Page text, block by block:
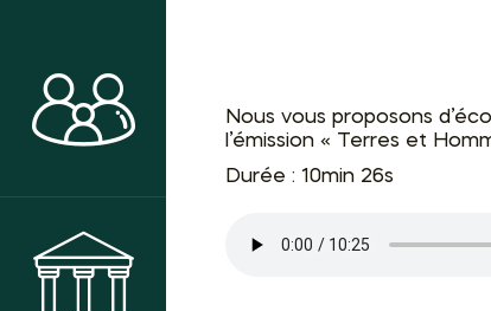
ACTIVITÉSNous vous proposons
l’émission « Terres et
Durée : 10min 26s